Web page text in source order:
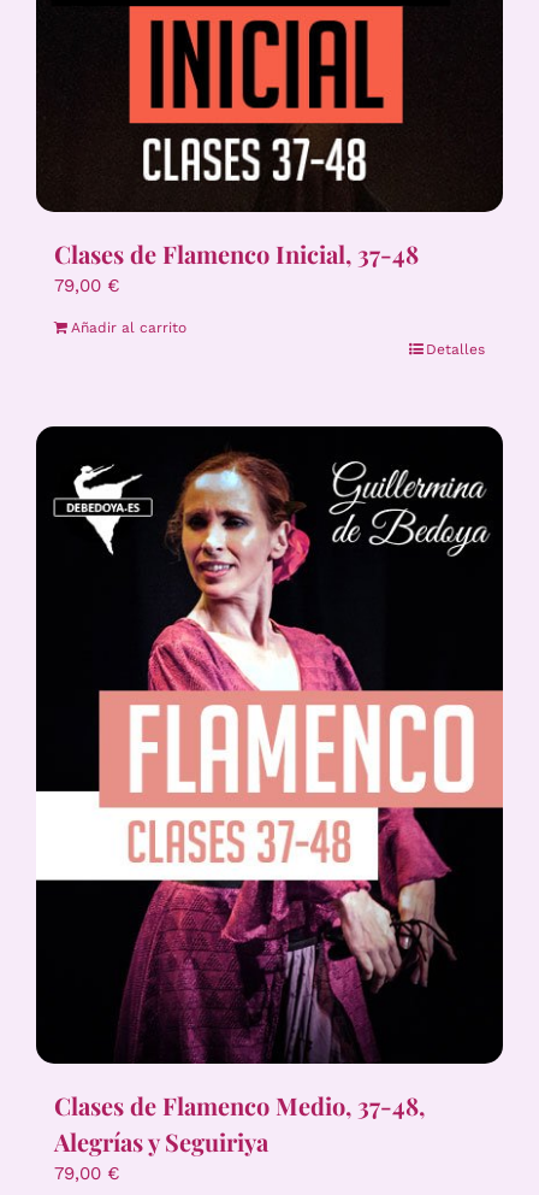
Clases de Flamenco Inicial, 37-48
79,00 €
Añadir al carrito
Detalles
Clases de Flamenco Medio, 37-48,
Alegrías y Seguiriya
79,00 €